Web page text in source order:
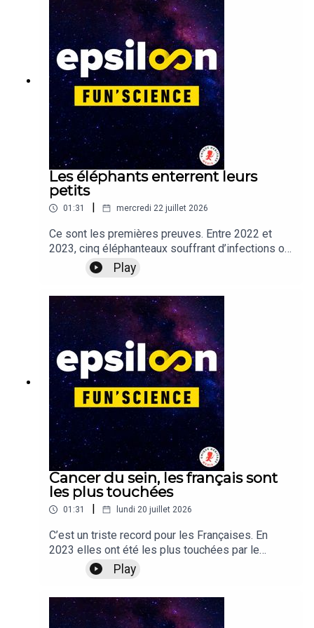
d’epsiloon #12
Les éléphants enterrent leurs
petits
01:31 | mercredi 22 juillet 2026
Ce sont les premières preuves. Entre 2022 et
2023, cinq éléphanteaux souffrant d’infections ou
de malnutrition ont été retrouvés enterrés dans
des canaux d’irrigation au nord du Bengale. Rien à
voir avec un prétendu cimetière des éléphants.
Mais ces découvertes étranges et rarissimes
interrogent le rapport des pachidermes à la
mort.Une enquête de Vincent Nouyrigat publiée
dans Epsiloon #38, disponible en lecture gratuite
sur notre site epsiloon.com.
Play
Cancer du sein, les français sont
les plus touchées
01:31 lundi 20 juillet 2026
C’est un triste record pour les Françaises. En
2023 elles ont été les plus touchées par le
cancer du sein dans le monde. Plus de dépistage
? Une vie reproductive différente ? Un mode de
vie plus à risque ? Les facteurs sont
nombreux.L'article de Fiorenza Gracci, avec les
infographies de Léa Desrayaud, est à retrouver
Play